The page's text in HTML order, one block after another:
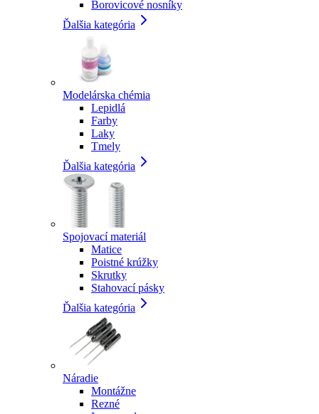
Borovicové nosníky
Ďalšia kategória
Modelárska chémia
Lepidlá
Farby
Laky
Tmely
Ďalšia kategória
Spojovací materiál
Matice
Poistné krúžky
Skrutky
Stahovací pásky
Ďalšia kategória
Náradie
Montážne
Rezné